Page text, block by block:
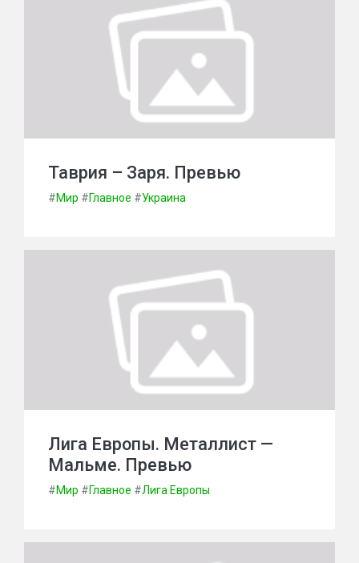
Таврия – Заря. Превью
#Мир #Главное #Украина
Лига Европы. Металлист —
Мальме. Превью
#Мир #Главное #Лига Европы